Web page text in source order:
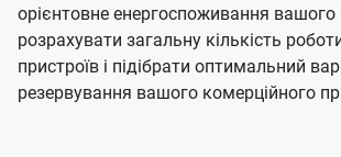
орієнтовне енергоспоживання
розрахувати загальну кількість
пристроїв і підібрати оптимальний
резервування вашого комерційного